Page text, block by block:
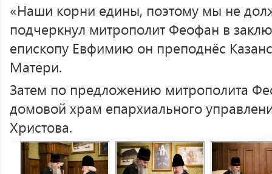
«Наши корни едины, поэтому мы не
подчеркнул митрополит Феофан в
епископу Евфимию он преподнёс
Матери.
Затем по предложению митрополита
домовой храм епархиального
Христова.